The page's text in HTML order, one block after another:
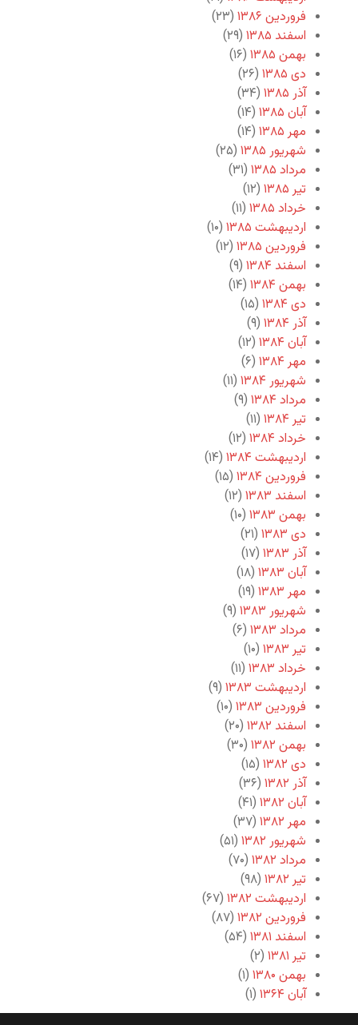
فروردین ۱۳۸۶
(۲۳)
اسفند ۱۳۸۵
(۲۹)
بهمن ۱۳۸۵
(۱۶)
دی ۱۳۸۵
(۲۶)
آذر ۱۳۸۵
(۳۴)
آبان ۱۳۸۵
(۱۴)
مهر ۱۳۸۵
(۱۴)
شهریور ۱۳۸۵
(۲۵)
مرداد ۱۳۸۵
(۳۱)
تیر ۱۳۸۵
(۱۲)
خرداد ۱۳۸۵
(۱۱)
اردیبهشت ۱۳۸۵
(۱۰)
فروردین ۱۳۸۵
(۱۲)
اسفند ۱۳۸۴
(۹)
بهمن ۱۳۸۴
(۱۴)
دی ۱۳۸۴
(۱۵)
آذر ۱۳۸۴
(۹)
آبان ۱۳۸۴
(۱۲)
مهر ۱۳۸۴
(۶)
شهریور ۱۳۸۴
(۱۱)
مرداد ۱۳۸۴
(۹)
تیر ۱۳۸۴
(۱۱)
خرداد ۱۳۸۴
(۱۲)
اردیبهشت ۱۳۸۴
(۱۴)
فروردین ۱۳۸۴
(۱۵)
اسفند ۱۳۸۳
(۱۲)
بهمن ۱۳۸۳
(۱۰)
دی ۱۳۸۳
(۲۱)
آذر ۱۳۸۳
(۱۷)
آبان ۱۳۸۳
(۱۸)
مهر ۱۳۸۳
(۱۹)
شهریور ۱۳۸۳
(۹)
مرداد ۱۳۸۳
(۶)
تیر ۱۳۸۳
(۱۰)
خرداد ۱۳۸۳
(۱۱)
اردیبهشت ۱۳۸۳
(۹)
فروردین ۱۳۸۳
(۱۰)
اسفند ۱۳۸۲
(۲۰)
بهمن ۱۳۸۲
(۳۰)
دی ۱۳۸۲
(۱۵)
آذر ۱۳۸۲
(۳۶)
آبان ۱۳۸۲
(۴۱)
مهر ۱۳۸۲
(۳۷)
شهریور ۱۳۸۲
(۵۱)
مرداد ۱۳۸۲
(۷۰)
تیر ۱۳۸۲
(۹۸)
اردیبهشت ۱۳۸۲
(۶۷)
فروردین ۱۳۸۲
(۸۷)
اسفند ۱۳۸۱
(۵۴)
تیر ۱۳۸۱
(۲)
بهمن ۱۳۸۰
(۱)
آبان ۱۳۶۴
(۱)